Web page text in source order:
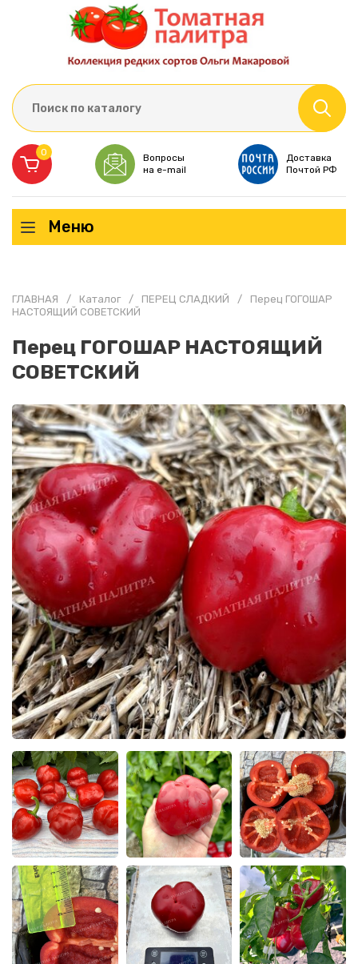
Вопросы
на e-mail
Доставка
Почтой РФ
0
Меню
ГЛАВНАЯ / Каталог / ПЕРЕЦ СЛАДКИЙ /
Перец ГОГОШАР
НАСТОЯЩИЙ СОВЕТСКИЙ
Перец ГОГОШАР НАСТОЯЩИЙ
СОВЕТСКИЙ